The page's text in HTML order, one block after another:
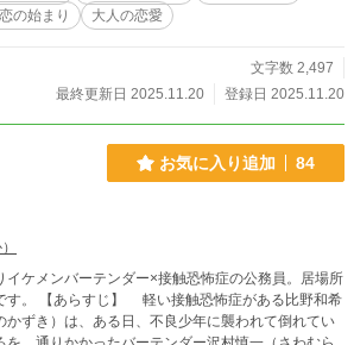
の始まり 大人の恋愛
文字数 2,497
最終更新日 2025.11.20
登録日 2025.11.20
お気に入り追加 84
イケメンバーテンダー×接触恐怖症の公務員。居場所
す。 【あらすじ】 軽い接触恐怖症がある比野和希
かずき）は、ある日、不良少年に襲われて倒れてい